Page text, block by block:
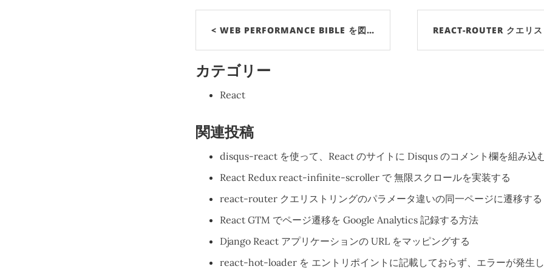
< WEB PERFORMANCE BIBLE を図… REACT-ROUTER クエリ
カテゴリー
React
関連投稿
disqus-react を使って、React のサイトに Disqus のコメント欄を組み込
React Redux react-infinite-scroller で 無限スクロールを実装する
react-router クエリストリングのパラメータ違いの同一ページに遷移する
React GTM でページ遷移を Google Analytics 記録する方法
Django React アプリケーションの URL をマッピングする
react-hot-loader を エントリポイントに記載しておらず、エラーが発生